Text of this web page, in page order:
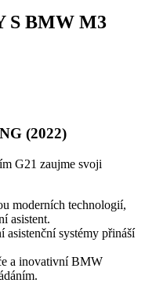
S BMW M3
(2022)
G21 zaujme svoji
moderních technologií,
asistent.
asistenční systémy přináší
a inovativní BMW